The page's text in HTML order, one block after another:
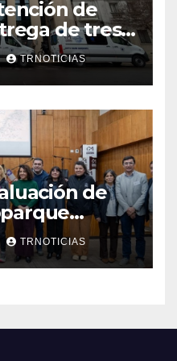
de
de tres
para
Familia
TRNOTICIAS
de
en el
TRNOTICIAS